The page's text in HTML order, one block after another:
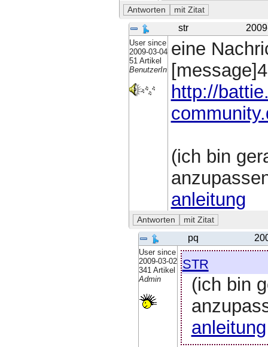
str
User since
2009-03-04
51 Artikel
BenutzerIn
eine
http://
(ich bin
anleitung
pq
User since
2009-03-02
341 Artikel
Admin
str
(ich bin
anleitung